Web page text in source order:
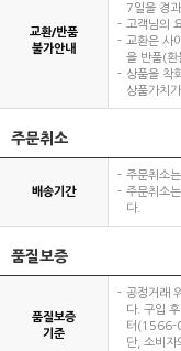
교환/반품
불가안내
7일을 경
고객님의
교환은 사
을 반품(환
상품을 착
상품가치
주문취소
배송기간
주문취소
주문취소
다.
품질보증
품질보증
기준
공정거래
다. 구입
터(1566-
단, 소비자